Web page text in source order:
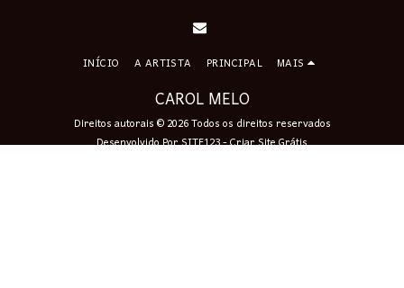
CAROL MELO
Direitos autorais © 2026 Todos os direitos reservados
Desenvolvido PorSITE123-Criar Site Grátis
INÍCIO A ARTISTA PRINCIPAL MAIS